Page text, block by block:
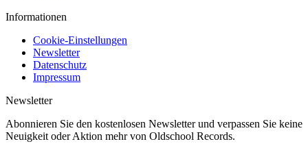
Informationen
Cookie-Einstellungen
Newsletter
Datenschutz
Impressum
Newsletter
Abonnieren Sie den kostenlosen Newsletter und verpassen Sie keine
Neuigkeit oder Aktion mehr von Oldschool Records.